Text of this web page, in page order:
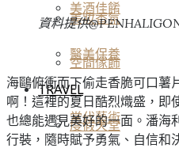
美酒佳餚
空間傢飾
當代藝術
美妝香氛
醫美保養
TRAVEL
度假天堂
資料提供
海鷗俯衝而下偷走香脆可口薯
啊！這裡的夏日酷烈熾盛，即
也總能遇見美好的一面。潘海
行裝，隨時賦予勇氣、自信和